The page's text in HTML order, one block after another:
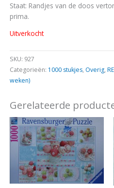
Staat: Randjes van de doos
prima.
Uitverkocht
SKU: 927
Categorieën: 1000 stukjes, Overig,
weken)
Gerelateerde